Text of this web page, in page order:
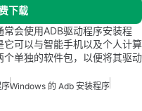
下载
会使用ADB驱动程序安装程
可以与智能手机以及个人计算
单独的软件包，以便将其驱动
Windows 的 Adb 安装程序